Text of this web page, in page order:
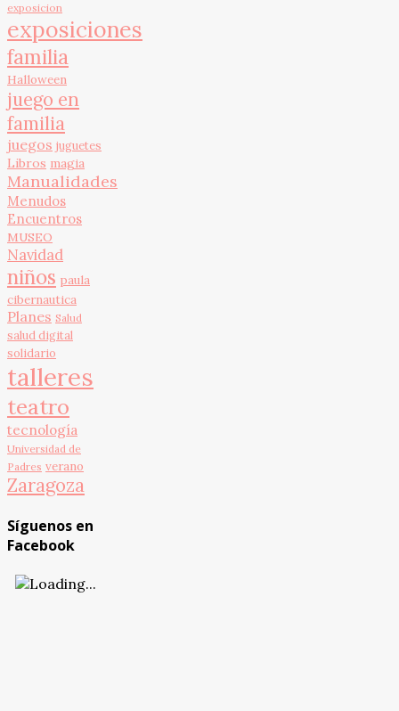
exposicion
exposiciones
familia
Halloween
juego en
familia
juegos juguetes
Libros magia
Manualidades
Menudos
Encuentros
MUSEO
Navidad
niños paula
cibernautica
Planes Salud
salud digital
solidario
talleres
teatro
tecnología
Universidad de
Padres verano
Zaragoza
Síguenos en
Facebook